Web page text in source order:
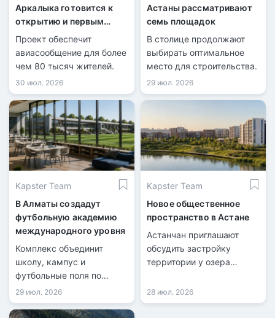
Аркалыка готовится к
открытию и первым
рейсам
Проект обеспечит
авиасообщение для более
чем 80 тысяч жителей.
30 июл. 2026
Астаны рассматривают
семь площадок
В столице продолжают
выбирать оптимальное
место для строительства.
29 июл. 2026
Kapster Team
В Алматы создадут
футбольную академию
международного уровня
Комплекс объединит
школу, кампус и
футбольные поля по
стандартам FIFA.
29 июл. 2026
Kapster Team
Новое общественное
пространство в Астане
Астанчан приглашают
обсудить застройку
территории у озера
28 июл. 2026